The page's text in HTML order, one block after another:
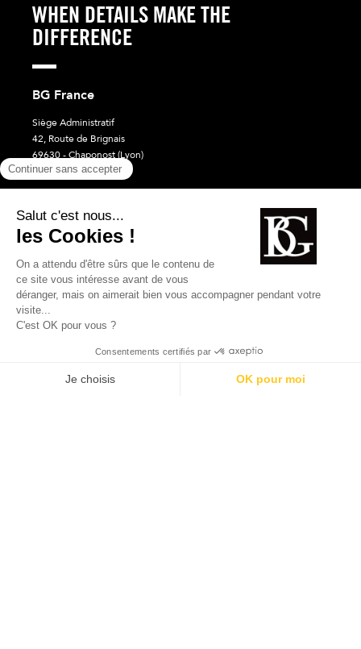
PROFITER
DE 10% !
WHEN DETAILS MAKE THE
DIFFERENCE
BG France
Siège Administratif
42, Route de Brignais
69630 - Chaponost (Lyon)
France
+33 4 78 56 86 00
Ecrivez-nous